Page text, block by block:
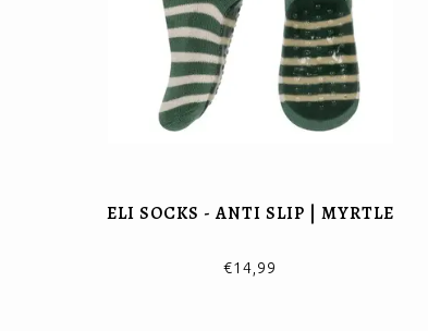
ELI SOCKS - ANTI SLIP | MYRTLE
€14,99